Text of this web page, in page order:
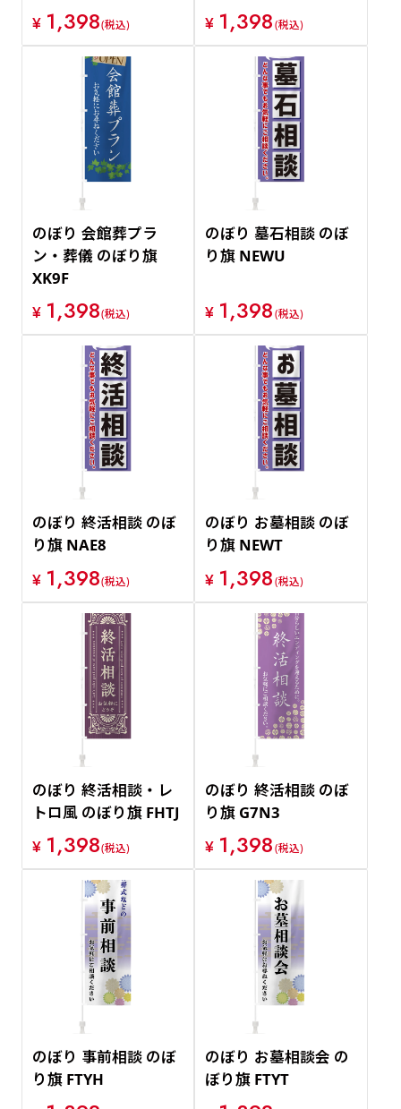
¥ 1,398(税込)
¥ 1,398(税込)
のぼり 会館葬プラ
ン・葬儀 のぼり旗
XK9F
¥ 1,398(税込)
のぼり 墓石相談 のぼ
り旗 NEWU
¥ 1,398(税込)
のぼり 終活相談 のぼ
り旗 NAE8
¥ 1,398(税込)
のぼり お墓相談 のぼ
り旗 NEWT
¥ 1,398(税込)
のぼり 終活相談・レ
トロ風 のぼり旗 FHTJ
¥ 1,398(税込)
のぼり 終活相談 のぼ
り旗 G7N3
¥ 1,398(税込)
のぼり 事前相談 のぼ
り旗 FTYH
のぼり お墓相談会 の
ぼり旗 FTYT